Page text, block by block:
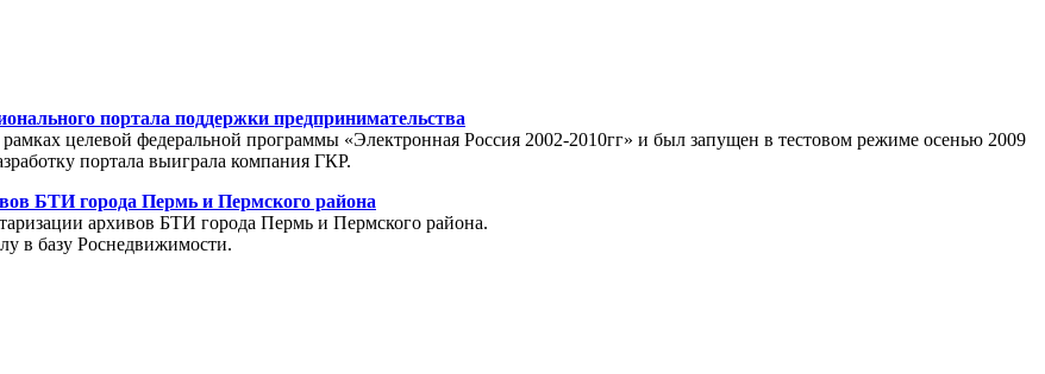
портала поддержки предпринимательства
целевой федеральной программы «Электронная Россия 2002-2010гг» и был запущен в тестовом режиме осенью 2009
портала выиграла компания ГКР.
БТИ города Пермь и Пермского района
архивов БТИ города Пермь и Пермского района.
в базу Роснедвижимости.